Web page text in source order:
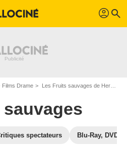
profil search
Films Drame Les Fruits sauvages de Hervé Bromberger
spectateurs Blu-Ray, DVD